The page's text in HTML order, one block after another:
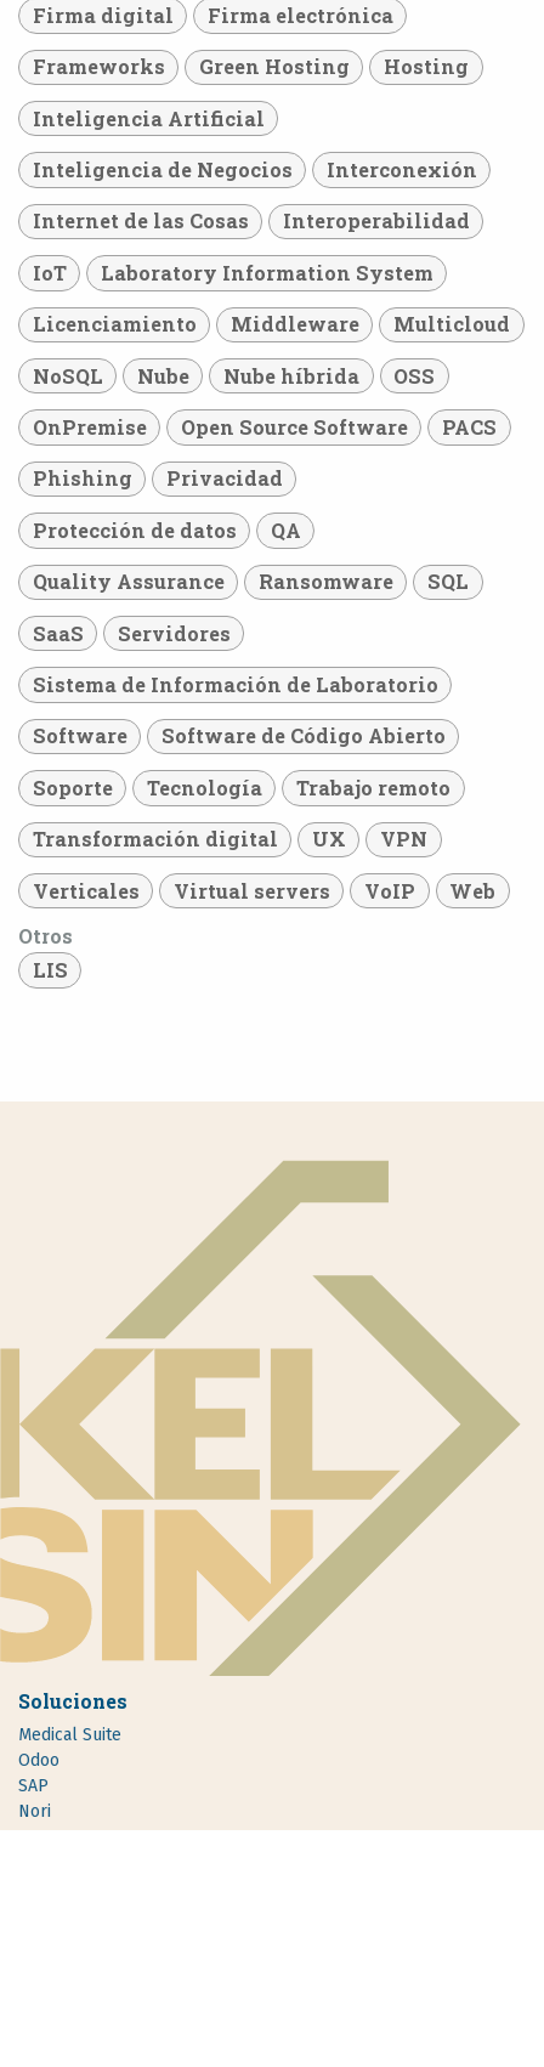
Firma digital Firma electrónica
Frameworks Green Hosting Hosting
Inteligencia Artificial
Inteligencia de Negocios Interconexión
Internet de las Cosas Interoperabilidad
IoT Laboratory Information System
Licenciamiento Middleware Multicloud
NoSQL Nube Nube híbrida OSS
OnPremise Open Source Software PACS
Phishing Privacidad
Protección de datos QA
Quality Assurance Ransomware SQL
SaaS Servidores
Sistema de Información de Laboratorio
Software Software de Código Abierto
Soporte Tecnología Trabajo remoto
Transformación digital UX VPN
Verticales Virtual servers VoIP
Web
Otros
LIS
Soluciones
Medical Suite
Odoo
SAP
Nori